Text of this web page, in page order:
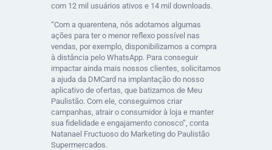
com 12 mil usuários ativos e 14 mil downloads.
“Com a quarentena, nós adotamos algumas
ações para ter o menor reflexo possível nas
vendas, por exemplo, disponibilizamos a compra
à distância pelo WhatsApp. Para conseguir
impactar ainda mais nossos clientes, solicitamos
a ajuda da DMCard na implantação do nosso
aplicativo de ofertas, que batizamos de Meu
Paulistão. Com ele, conseguimos criar
campanhas, atrair o consumidor à loja e manter
sua fidelidade e engajamento conosco”, conta
Natanael Fructuoso do Marketing do Paulistão
Supermercados.